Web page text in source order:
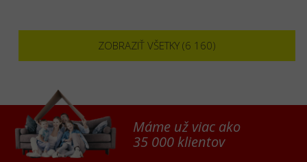
ZOBRAZIŤ VŠETKY (6 160)
Máme už viac ako
35 000 klientov